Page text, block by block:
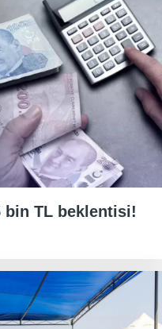
bin TL beklentisi!